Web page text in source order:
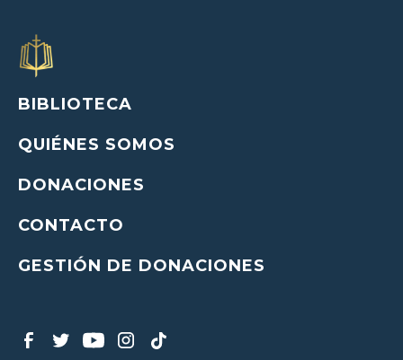
BIBLIOTECA
QUIÉNES SOMOS
DONACIONES
CONTACTO
GESTIÓN DE DONACIONES